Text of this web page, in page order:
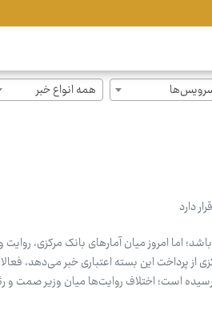
همه انواع خبر
باشد؛ اما امروز میان آمارهای بانک مرکزی،
پرداخت این بسته اعتباری خبر می‌دهد،
است؛ اختلاف روایت‌ها میان وزیر صمت و